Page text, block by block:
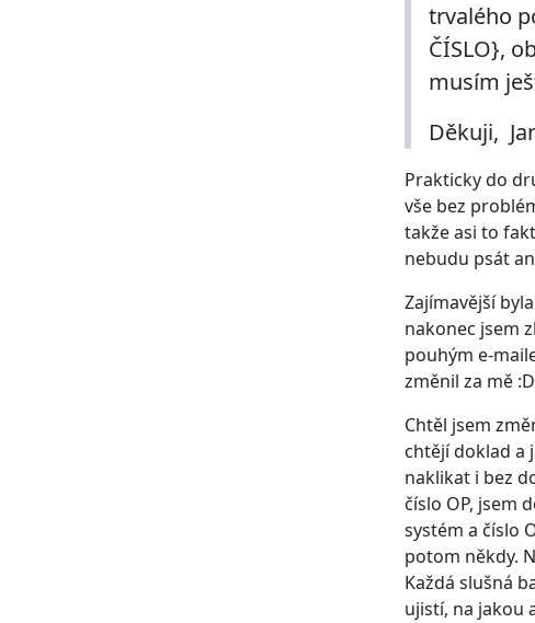
trvalého
ČÍSLO},
musím
Děkuji,
Prakticky do
vše bez
takže asi to
nebudu psát
Zajímavější
nakonec jsem
pouhým e-
změnil za mě :D
Chtěl jsem
chtějí doklad a
naklikat i bez
číslo OP, jsem
systém a číslo
potom někdy.
Každá slušná
ujistí, na jakou